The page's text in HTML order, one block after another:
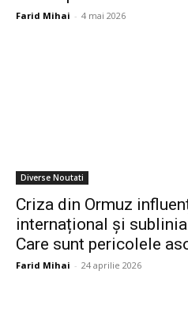
Farid Mihai - 4 mai 2026
Diverse Noutati
Criza din Ormuz
internațional și
Care sunt pericolele
Farid Mihai - 24 aprilie 2026